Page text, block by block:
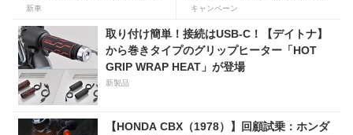
様変更して発売。価格は据え
置きの98万100円！
新車
ャンペーンを実施中！
キャンペーン
取り付け簡単！接続はUSB-C！【デイトナ】
から巻きタイプのグリップヒーター「HOT
GRIP WRAP HEAT」が登場
新製品
【HONDA CBX（1978）】回顧試乗：ホンダ